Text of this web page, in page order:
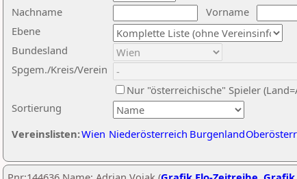
Nachname
Vorname
Ebene
Sortierung
Bundesland
Spgem./Kreis/Verein
Nur "österreichische" Spieler
Vereinslisten:Wien Niederösterreich Burgenland